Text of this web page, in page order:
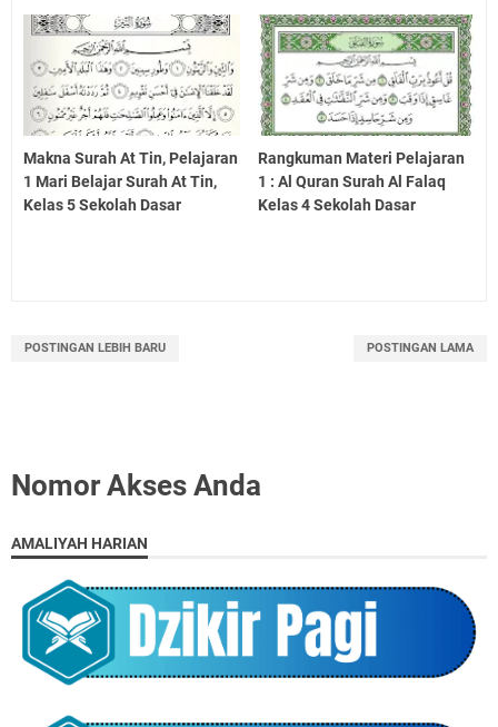
Makna Surah At Tin, Pelajaran
1 Mari Belajar Surah At Tin,
Kelas 5 Sekolah Dasar
Rangkuman Materi Pelajaran
1 : Al Quran Surah Al Falaq
Kelas 4 Sekolah Dasar
POSTINGAN LEBIH BARU POSTINGAN LAMA
Nomor Akses Anda
AMALIYAH HARIAN